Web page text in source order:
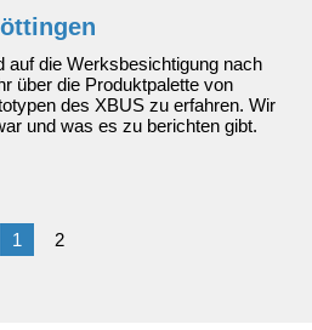
auf die Werksbesichtigung nach
über die Produktpalette von
des XBUS zu erfahren. Wir
und was es zu berichten gibt.
1
2